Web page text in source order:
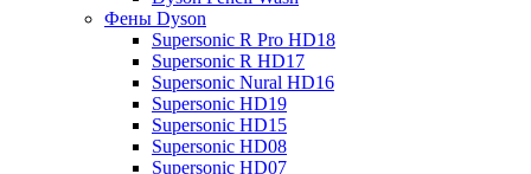
Фены Dyson
Supersonic R Pro HD18
Supersonic R HD17
Supersonic Nural HD16
Supersonic HD19
Supersonic HD15
Supersonic HD08
Supersonic HD07